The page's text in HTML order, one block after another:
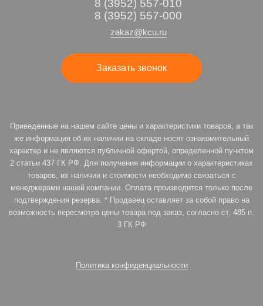
8 (3952) 557-010
8 (3952) 557-000
zakaz@kcu.ru
Заказать звонок
Приведенные на нашем сайте цены и характеристики товаров, а так
же информация об их наличии на складе носят ознакомительный
характер и не являются публичной офертой, определенной пунктом
2 статьи 437 ГК РФ. Для получения информации о характеристиках
товаров, их наличии и стоимости необходимо связаться с
менеджерами нашей компании. Оплата производится только после
подтверждения резерва. * Продавец оставляет за собой право на
возможность пересмотра цены товара под заказ, согласно ст. 485 п.
3 ГК РФ
Политика конфиденциальности